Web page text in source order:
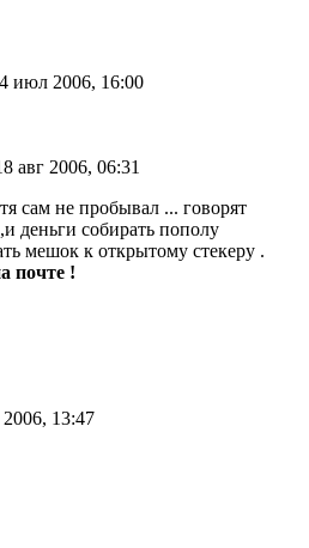
июл 2006, 16:00
авг 2006, 06:31
сам не пробывал ... говорят
деньги собирать пополу
мешок к открытому стекеру .
почте !
2006, 13:47